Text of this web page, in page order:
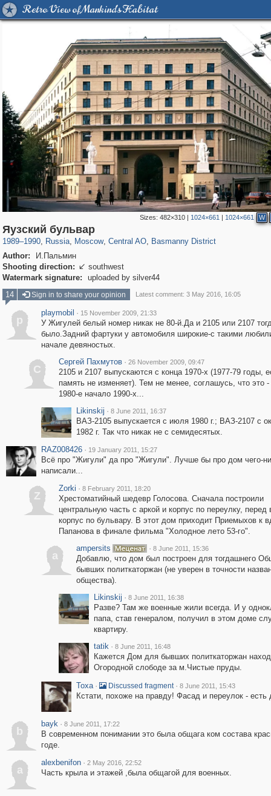
Retro View of Mankind's Habitat
Sizes:482×310 | 1024×661 | 1024×661 W
Яузский бульвар
1989–1990, Russia
1,406,840
, Moscow
319,864 8,286
, Central AO
160,012
, Basmanny District
Author:
И.Пальмин
Shooting direction:  southwest
Watermark signature:
uploaded by silver44
14
Sign in to share your opinion Latest comment: 3 May 2016, 16:05
p
playmobil · 15 November 2009, 21:33
У Жигулей белый номер никак не 80-й.Да и 2105 или 2107
было.Задний фартуки у автомобиля широкие-с такими
начале девяностых.
С
Сергей Пахмутов · 26 November 2009, 09:47
2105 и 2107 выпускаются с конца 1970-х (1977-79 годы,
память не изменяет). Тем не менее, соглашусь, что это -
1980-е начало 1990-х...
Likinskij · 8 June 2011, 16:37
ВАЗ-2105 выпускается с июля 1980 г.; ВАЗ-2107 с
1982 г. Так что никак не с семидесятых.
RAZ008426 · 19 January 2011, 15:27
Всё про "Жигули" да про "Жигули". Лучше бы про дом чего-
написали...
Z
Zorki · 8 February 2011, 18:20
Хрестоматийный шедевр Голосова. Сначала построили
центральную часть с аркой и корпус по переулку, перед
корпус по бульвару. В этот дом приходит Приемыхов к
Папанова в финале фильма "Холодное лето 53-го".
a
ampersits · 8 June 2011, 15:36
Добавлю, что дом был построен для тогдашнего
бывших политкаторжан (не уверен в точности
общества).
Likinskij · 8 June 2011, 16:38
Разве? Там же военные жили всегда. И у
папа, став генералом, получил в этом доме
квартиру.
tatik · 8 June 2011, 16:48
Кажется Дом для бывших политкаторжан
Огородной слободе за м.Чистые пруды.
Toxa · Discussed fragment · 8 June 2011, 15:43
Кстати, похоже на правду! Фасад и переулок -
b
bayk · 8 June 2011, 17:22
В современном понимании это была общага ком состава
годе.
a
alexbenifon · 2 May 2016, 22:52
Часть крыла и этажей ,была общагой для военных.